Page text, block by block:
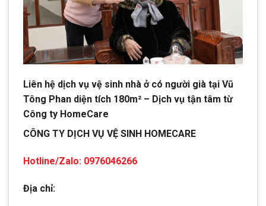
Liên hệ dịch vụ vệ sinh nhà ở có người già tại Vũ
Tông Phan diện tích 180m² – Dịch vụ tận tâm từ
Công ty HomeCare
CÔNG TY DỊCH VỤ VỆ SINH HOMECARE
Hotline/Zalo: 0976046266
Địa chỉ: